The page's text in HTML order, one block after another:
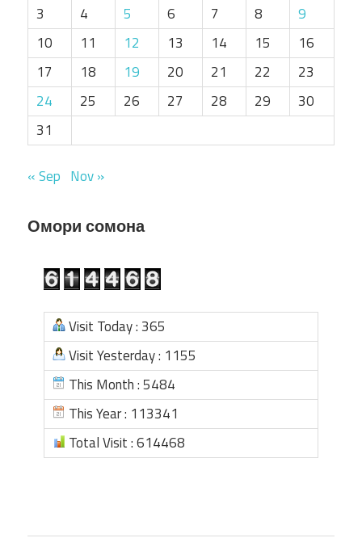
3
4 5 6 7 8
9
10
11 12 13 14 15
16
17
18 19 20 21 22
23
24
25 26 27 28 29
30
31
« Sep Nov »
Омори сомона
Visit Today : 365
Visit Yesterday : 1155
This Month : 5484
This Year : 113341
Total Visit : 614468